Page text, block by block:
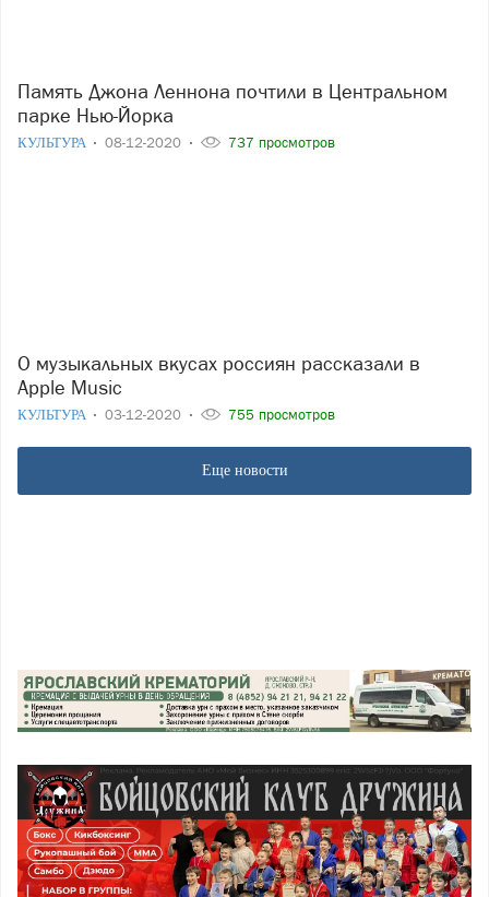
Память Джона Леннона почтили в Центральном
парке Нью-Йорка
КУЛЬТУРА 08-12-2020 737 просмотров
О музыкальных вкусах россиян рассказали в
Apple Music
КУЛЬТУРА 03-12-2020 755 просмотров
Еще новости